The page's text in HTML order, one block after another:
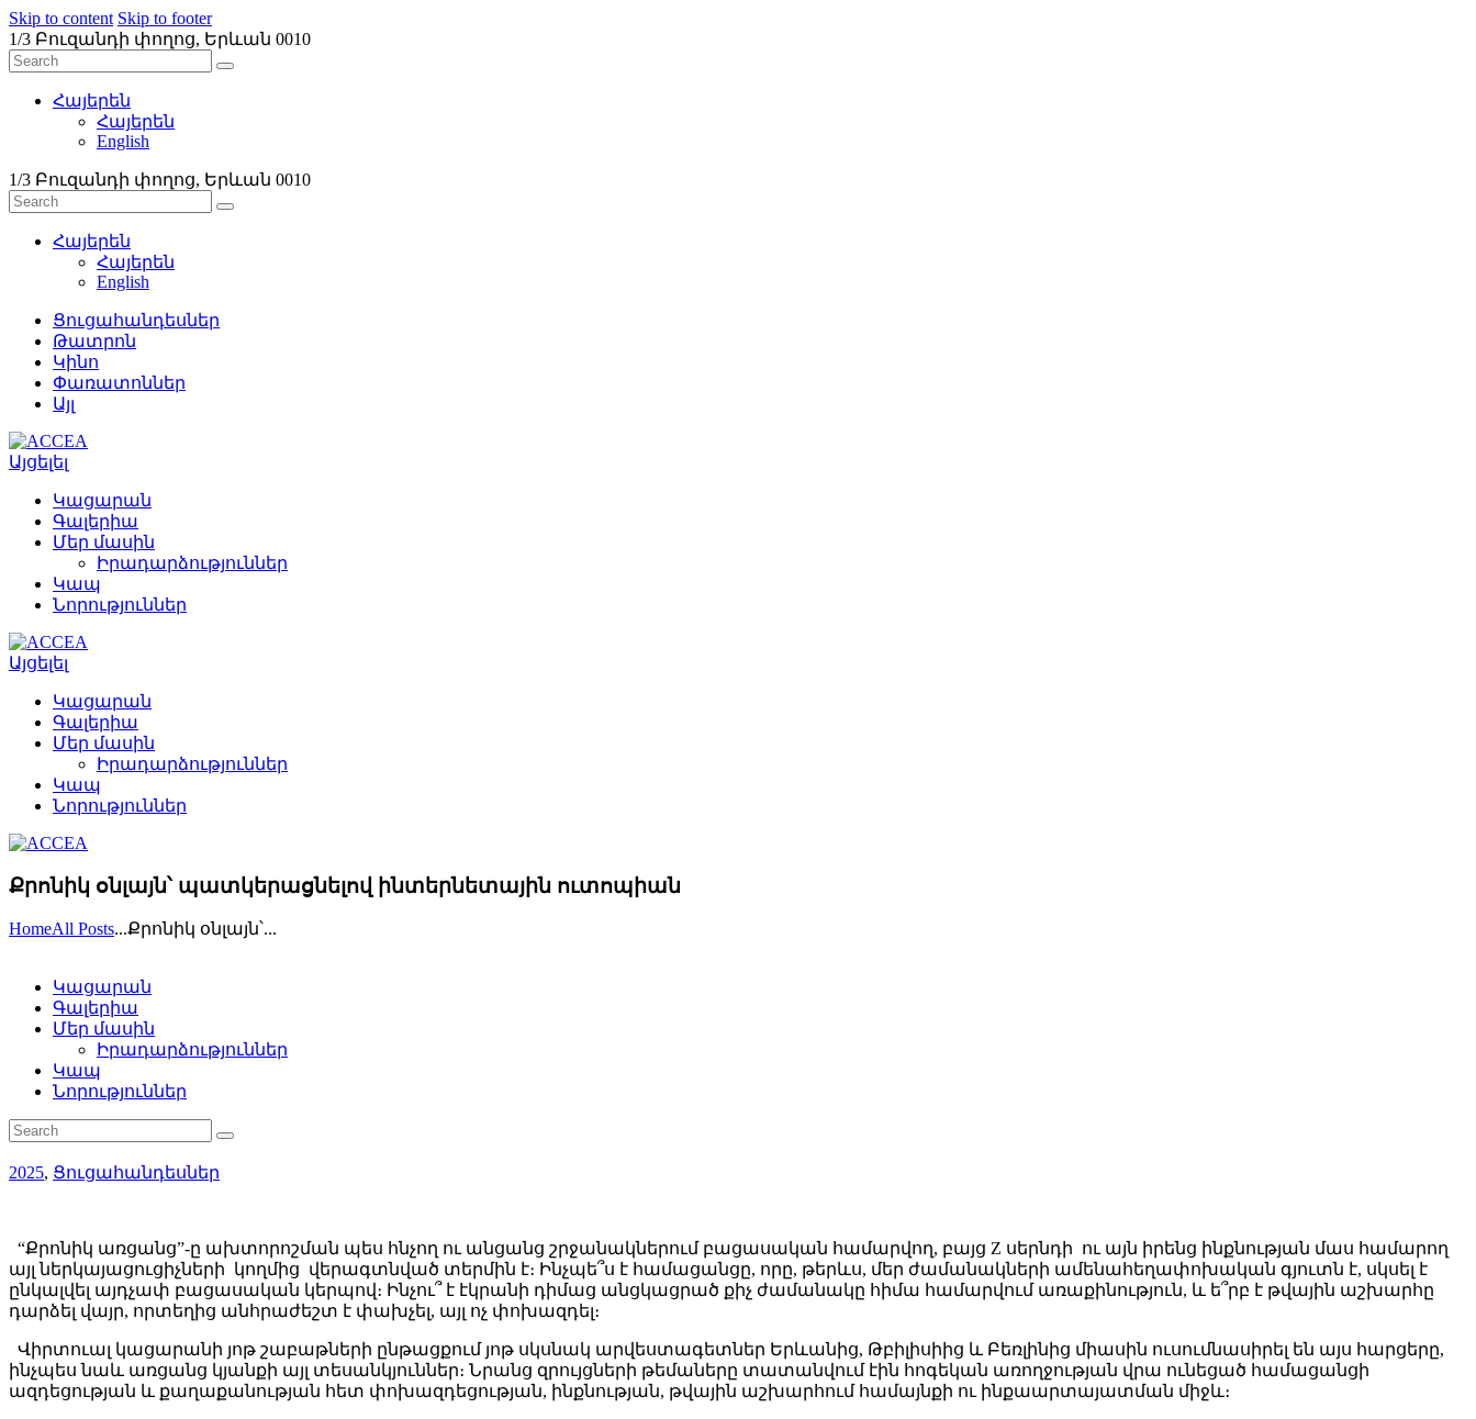
Skip to content Skip to footer
1/3 Բուզանդի փողոց, Երևան 0010
Հայերեն
Հայերեն
English
1/3 Բուզանդի փողոց, Երևան 0010
Հայերեն
Հայերեն
English
Ցուցահանդեսներ
Թատրոն
Կինո
Փառատոններ
Այլ
Այցելել
Կացարան
Գալերիա
Մեր մասին
Իրադարձություններ
Կապ
Նորություններ
Այցելել
Կացարան
Գալերիա
Մեր մասին
Իրադարձություններ
Կապ
Նորություններ
Քրոնիկ օնլայն՝ պատկերացնելով ինտերնետային ուտոպիան
HomeAll Posts...Քրոնիկ օնլայն՝...
Կացարան
Գալերիա
Մեր մասին
Իրադարձություններ
Կապ
Նորություններ
2025, Ցուցահանդեսներ
“Քրոնիկ առցանց”-ը ախտորոշման պես հնչող ու անցանց շրջանակներում բացասական համարվող, բայց Z սերնդի ու այն իրենց ինքնության մաս համարող
այլ ներկայացուցիչների կողմից վերագտնված տերմին է։ Ինչպե՞ս է համացանցը, որը, թերևս, մեր ժամանակների ամենահեղափոխական գյուտն է, սկսել է
ընկալվել այդչափ բացասական կերպով։ Ինչու՞ է էկրանի դիմաց անցկացրած քիչ ժամանակը հիմա համարվում առաքինություն, և ե՞րբ է թվային աշխարհը
դարձել վայր, որտեղից անհրաժեշտ է փախչել, այլ ոչ փոխազդել։
Վիրտուալ կացարանի յոթ շաբաթների ընթացքում յոթ սկսնակ արվեստագետներ Երևանից, Թբիլիսիից և Բեռլինից միասին ուսումնասիրել են այս հարցերը,
ինչպես նաև առցանց կյանքի այլ տեսանկյուններ։ Նրանց զրույցների թեմաները տատանվում էին հոգեկան առողջության վրա ունեցած համացանցի
ազդեցության և քաղաքանության հետ փոխազդեցության, ինքնության, թվային աշխարհում համայնքի ու ինքաարտայատման միջև։